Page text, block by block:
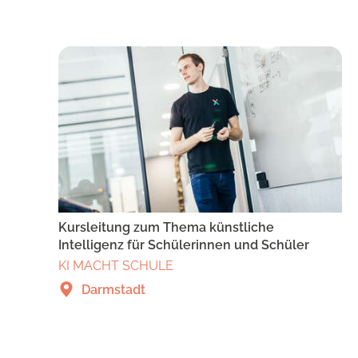
Kursleitung zum Thema künstliche
Intelligenz für Schülerinnen und Schüler
KI MACHT SCHULE
Darmstadt